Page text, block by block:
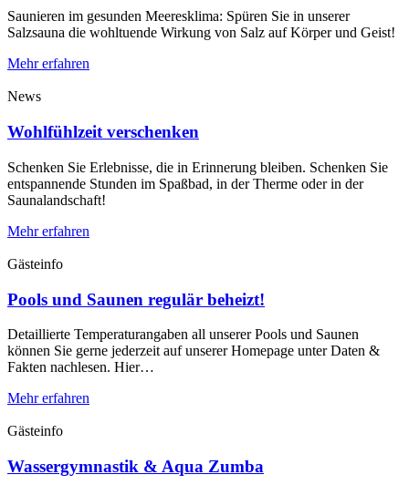
Saunieren im gesunden Meeresklima: Spüren Sie in unserer
Salzsauna die wohltuende Wirkung von Salz auf Körper und Geist!
Mehr erfahren
News
Wohlfühlzeit verschenken
Schenken Sie Erlebnisse, die in Erinnerung bleiben. Schenken Sie
entspannende Stunden im Spaßbad, in der Therme oder in der
Saunalandschaft!
Mehr erfahren
Gästeinfo
Pools und Saunen regulär beheizt!
Detaillierte Temperaturangaben all unserer Pools und Saunen
können Sie gerne jederzeit auf unserer Homepage unter Daten &
Fakten nachlesen. Hier…
Mehr erfahren
Gästeinfo
Wassergymnastik & Aqua Zumba